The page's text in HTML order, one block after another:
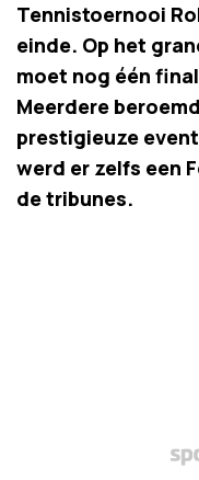
Tennistoernooi
einde. Op het
moet nog één
Meerdere
prestigieuze
werd er zelfs een
de tribunes.